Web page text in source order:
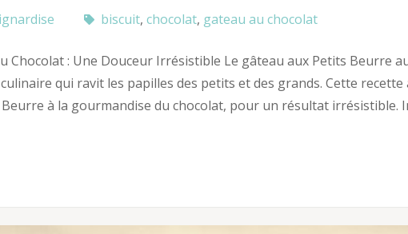
biscuit, chocolat, gateau au chocolat
Chocolat : Une Douceur Irrésistible Le gâteau aux Petits Beurre
qui ravit les papilles des petits et des grands. Cette recette
à la gourmandise du chocolat, pour un résultat irrésistible.